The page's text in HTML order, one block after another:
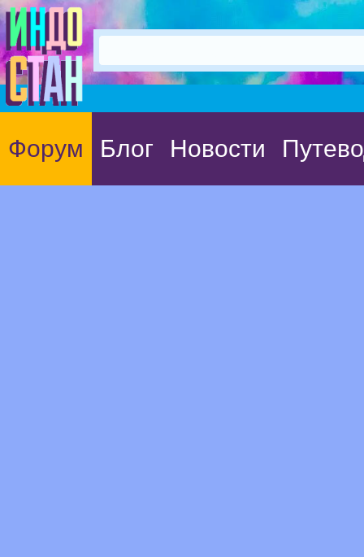
Форум Блог Новости